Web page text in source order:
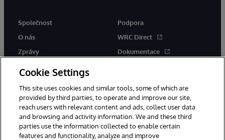
Společnost
O nás
Zprávy
Podpora
WRC Direct
Dokumentace
Cookie Settings
This site uses cookies and similar tools, some of which are
provided by third parties, to operate and improve our site,
reach users with relevant content and ads, collect user data
and browsing and activity information. We and these third
parties use the information collected to enable certain
features and functionality, analyze and improve